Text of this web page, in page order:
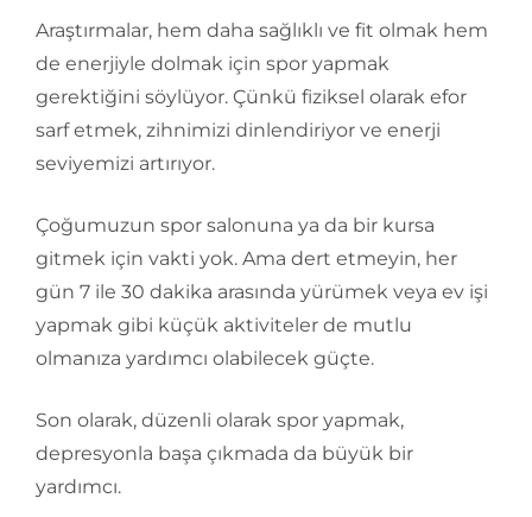
Araştırmalar, hem daha sağlıklı ve fit olmak hem
de enerjiyle dolmak için spor yapmak
gerektiğini söylüyor. Çünkü fiziksel olarak efor
sarf etmek, zihnimizi dinlendiriyor ve enerji
seviyemizi artırıyor.
Çoğumuzun spor salonuna ya da bir kursa
gitmek için vakti yok. Ama dert etmeyin, her
gün 7 ile 30 dakika arasında yürümek veya ev işi
yapmak gibi küçük aktiviteler de mutlu
olmanıza yardımcı olabilecek güçte.
Son olarak, düzenli olarak spor yapmak,
depresyonla başa çıkmada da büyük bir
yardımcı.